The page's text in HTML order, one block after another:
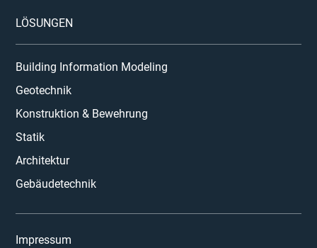
LÖSUNGEN
Building Information Modeling
Geotechnik
Konstruktion & Bewehrung
Statik
Architektur
Gebäudetechnik
Impressum